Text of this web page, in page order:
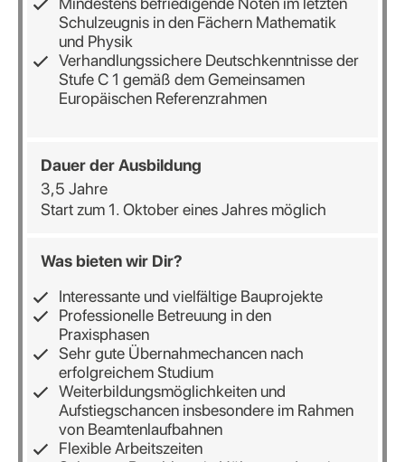
Schulzeugnis in den Fächern Mathematik
und Physik
Verhandlungssichere Deutschkenntnisse der
Stufe C 1 gemäß dem Gemeinsamen
Europäischen Referenzrahmen
Dauer der Ausbildung
3,5 Jahre
Start zum 1. Oktober eines Jahres möglich
Was bieten wir Dir?
Interessante und vielfältige Bauprojekte
Professionelle Betreuung in den
Praxisphasen
Sehr gute Übernahmechancen nach
erfolgreichem Studium
Weiterbildungsmöglichkeiten und
Aufstiegschancen insbesondere im Rahmen
von Beamtenlaufbahnen
Flexible Arbeitszeiten